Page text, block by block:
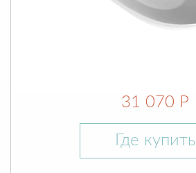
31 070 Р
Где купить